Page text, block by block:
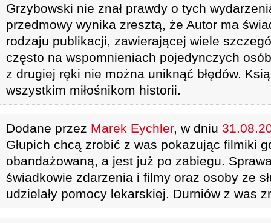
Grzybowski nie znał prawdy o tych
przedmowy wynika zresztą, że Autor ma
rodzaju publikacji, zawierającej wiele
często na wspomnieniach pojedynczych
z drugiej ręki nie można uniknąć błędów.
wszystkim miłośnikom historii.
Dodane przez Marek Eychler, w dniu
Głupich chcą zrobić z was pokazując filmiki
obandażowaną, a jest już po zabiegu.
świadkowie zdarzenia i filmy oraz osoby ze
udzielały pomocy lekarskiej. Durniów z was